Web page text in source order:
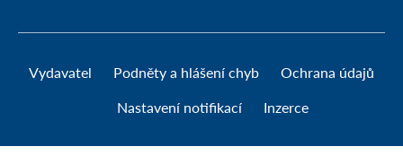
Vydavatel Podněty a hlášení chyb Ochrana údajů
Nastavení notifikací Inzerce